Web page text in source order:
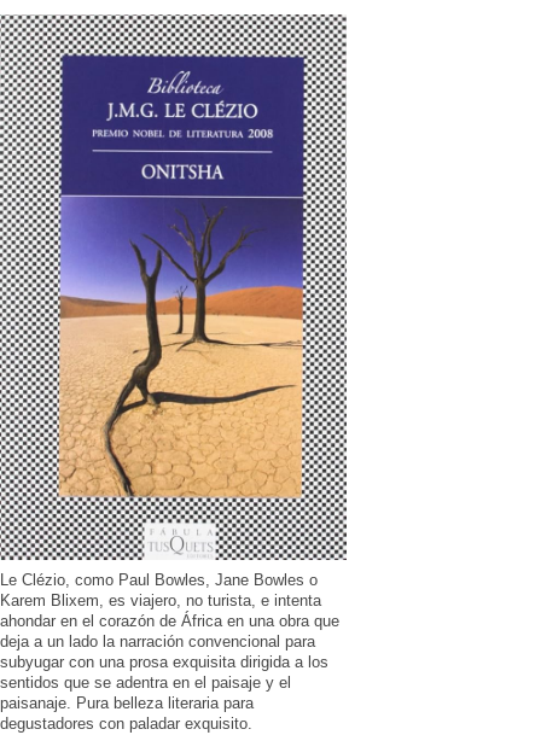
Le Clézio, como Paul Bowles, Jane Bowles o
Karem Blixem, es viajero, no turista, e intenta
ahondar en el corazón de África en una obra que
deja a un lado la narración convencional para
subyugar con una prosa exquisita dirigida a los
sentidos que se adentra en el paisaje y el
paisanaje. Pura belleza literaria para
degustadores con paladar exquisito.